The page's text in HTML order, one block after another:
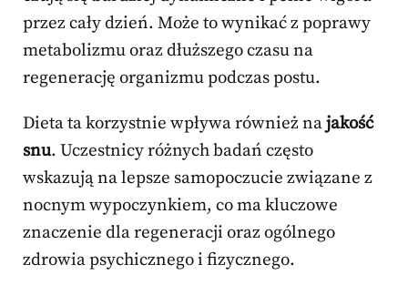
przez cały dzień. Może to wynikać z poprawy
metabolizmu oraz dłuższego czasu na
regenerację organizmu podczas postu.
Dieta ta korzystnie wpływa również najakość
snu. Uczestnicy różnych badań często
wskazują na lepsze samopoczucie związane z
nocnym wypoczynkiem, co ma kluczowe
znaczenie dla regeneracji oraz ogólnego
zdrowia psychicznego i fizycznego.